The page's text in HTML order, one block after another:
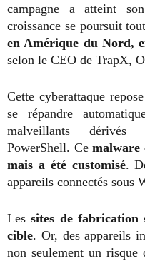
campagne a atteint
croissance se poursuit
en Amérique du Nord,
selon le CEO de TrapX,
Cette cyberattaque
se répandre
malveillants dérivés
PowerShell. Cemalware
mais a été customisé.
appareils connectés sous
Les sites de fabrication
cible. Or, des appareils
non seulement un risque